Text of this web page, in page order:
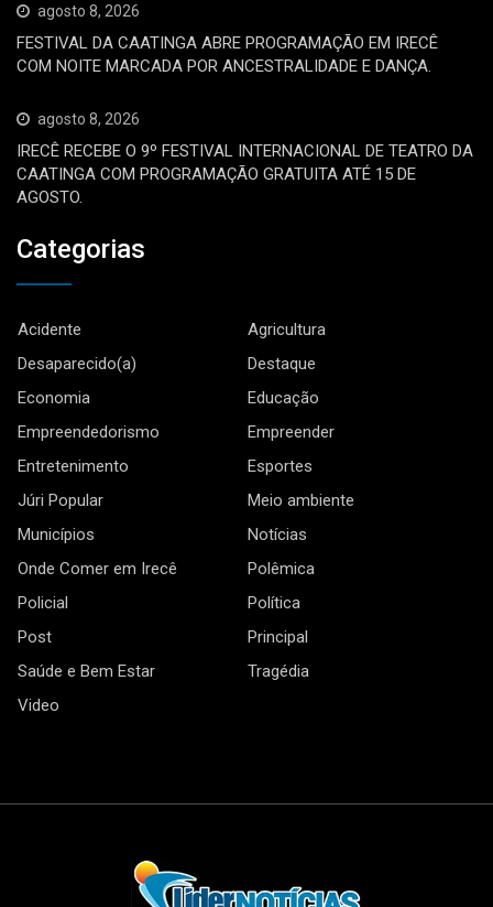
agosto 8, 2026
FESTIVAL DA CAATINGA ABRE PROGRAMAÇÃO EM IRECÊ
COM NOITE MARCADA POR ANCESTRALIDADE E DANÇA.
agosto 8, 2026
IRECÊ RECEBE O 9º FESTIVAL INTERNACIONAL DE TEATRO DA
CAATINGA COM PROGRAMAÇÃO GRATUITA ATÉ 15 DE
AGOSTO.
Categorias
Acidente
Agricultura
Desaparecido(a)
Destaque
Economia
Educação
Empreendedorismo
Empreender
Entretenimento
Esportes
Júri Popular
Meio ambiente
Municípios
Notícias
Onde Comer em Irecê
Polêmica
Policial
Política
Post
Principal
Saúde e Bem Estar
Tragédia
Video